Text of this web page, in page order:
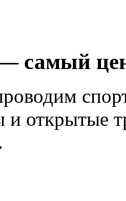
самый
и открытые